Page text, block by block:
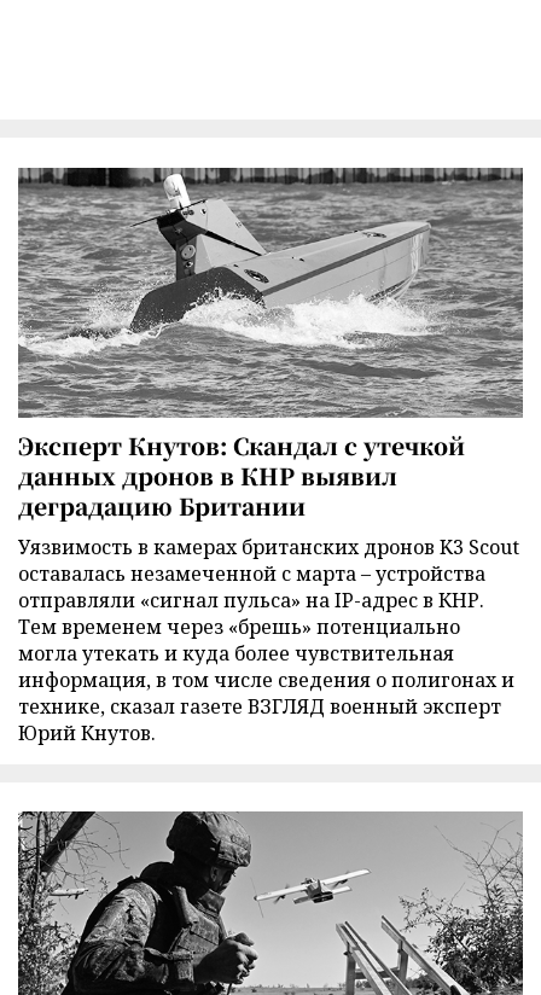
Эксперт Кнутов: Скандал с утечкой
данных дронов в КНР выявил
деградацию Британии
Уязвимость в камерах британских дронов K3 Scout
оставалась незамеченной с марта – устройства
отправляли «сигнал пульса» на IP-адрес в КНР.
Тем временем через «брешь» потенциально
могла утекать и куда более чувствительная
информация, в том числе сведения о полигонах и
технике, сказал газете ВЗГЛЯД военный эксперт
Юрий Кнутов.